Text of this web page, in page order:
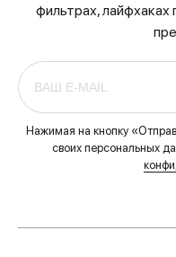
фильтрах, лайфхаках
Нажимая на кнопку
своих персональных